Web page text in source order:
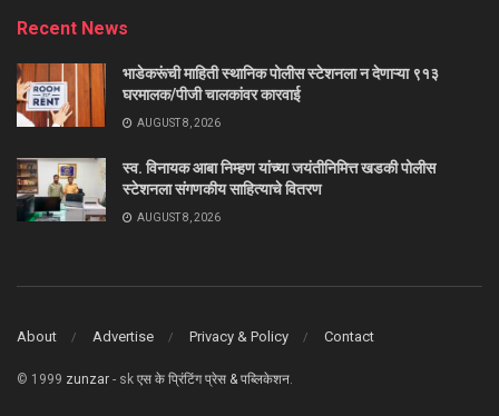
Recent News
भाडेकरूंची माहिती स्थानिक पोलीस स्टेशनला न देणाऱ्या ९१३
घरमालक/पीजी चालकांवर कारवाई
AUGUST 8, 2026
स्व. विनायक आबा निम्हण यांच्या जयंतीनिमित्त खडकी पोलीस
स्टेशनला संगणकीय साहित्याचे वितरण
AUGUST 8, 2026
About Advertise Privacy & Policy Contact
© 1999 zunzar - sk एस के प्रिंटिंग प्रेस & पब्लिकेशन.